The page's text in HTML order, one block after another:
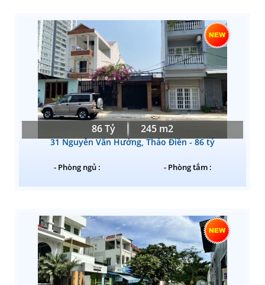
86 Tỷ 245 m2
31 Nguyễn Văn Hưởng, Thảo Điền - 86 tỷ
- Phòng ngủ : - Phòng tắm :